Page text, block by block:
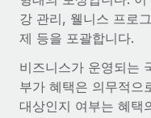
PEO
복잡한 고용 업무를
인프라
Remote 통합
성장 단계
스타트업
성장하는 기업을 위
중견기업
맞춤형 HR 솔루션으
리서치 및 가이드
사례 연구
Français
Deutsch
강 관리, 웰니스 프로
제 등을 포괄합니다.
비즈니스가 운영되는
부가 혜택은 의무적으
대상인지 여부는 혜택